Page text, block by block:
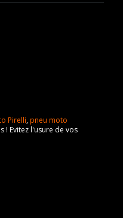
Pirelli,pneu moto
Evitez l'usure de vos